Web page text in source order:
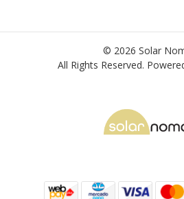
© 2026 Solar
All Rights Reserved.